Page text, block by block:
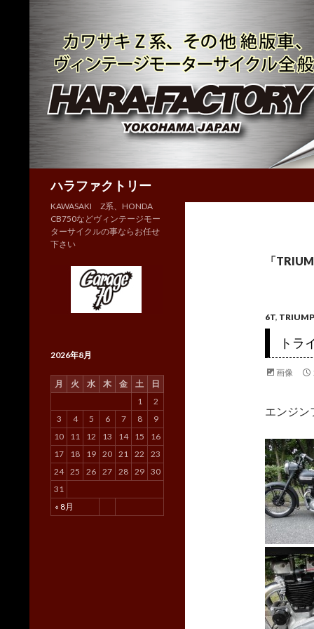
ハラファクトリー
「
6T,
トラ
画像
エンジ
KAWASAKI Z系、HONDA
CB750などヴィンテージモー
ターサイクルの事ならお任せ
下さい
2026年8月
月 火 水 木 金 土 日
« 8月
1
2
3
4 5 6 7 8
9
10
11 12 13 14 15
16
17
18 19 20 21 22
23
24 25 26 27 28 29 30
31